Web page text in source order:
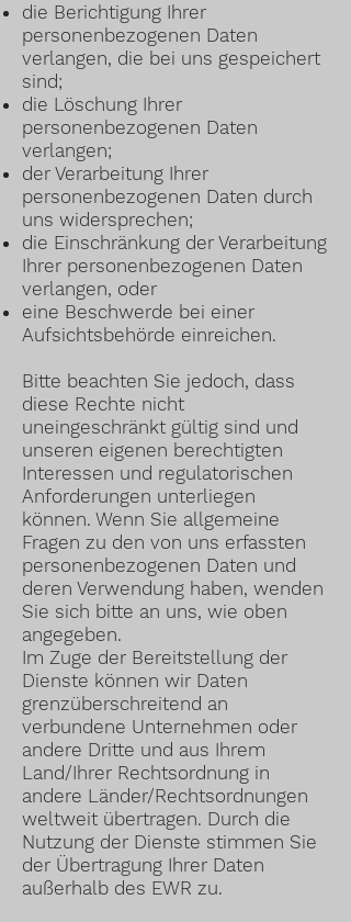
die Berichtigung Ihrer
personenbezogenen Daten
verlangen, die bei uns gespeichert
sind;
die Löschung Ihrer
personenbezogenen Daten
verlangen;
der Verarbeitung Ihrer
personenbezogenen Daten durch
uns widersprechen;
die Einschränkung der Verarbeitung
Ihrer personenbezogenen Daten
verlangen, oder
eine Beschwerde bei einer
Aufsichtsbehörde einreichen.
Bitte beachten Sie jedoch, dass
diese Rechte nicht
uneingeschränkt gültig sind und
unseren eigenen berechtigten
Interessen und regulatorischen
Anforderungen unterliegen
können. Wenn Sie allgemeine
Fragen zu den von uns erfassten
personenbezogenen Daten und
deren Verwendung haben, wenden
Sie sich bitte an uns, wie oben
angegeben.
Im Zuge der Bereitstellung der
Dienste können wir Daten
grenzüberschreitend an
verbundene Unternehmen oder
andere Dritte und aus Ihrem
Land/Ihrer Rechtsordnung in
andere Länder/Rechtsordnungen
weltweit übertragen. Durch die
Nutzung der Dienste stimmen Sie
der Übertragung Ihrer Daten
außerhalb des EWR zu.